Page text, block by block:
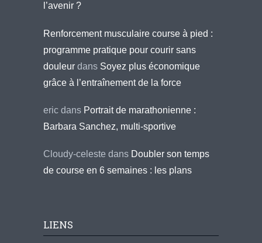
l’avenir ?
Renforcement musculaire course à pied :
programme pratique pour courir sans
douleur dans Soyez plus économique
grâce à l’entraînement de la force
eric dans Portrait de marathonienne :
Barbara Sanchez, multi-sportive
Cloudy-celeste dans Doubler son temps
de course en 6 semaines : les plans
LIENS